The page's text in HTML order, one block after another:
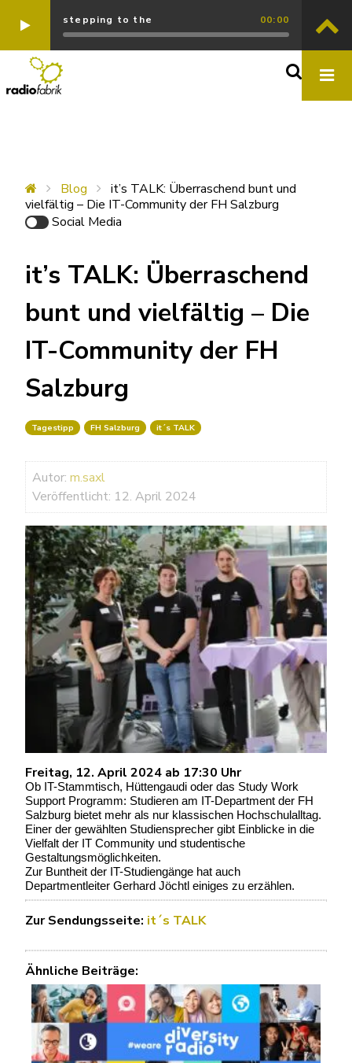
stepping to the 00:00
Blog
it’s TALK: Überraschend bunt und
vielfältig – Die IT-Community der FH Salzburg
Social Media
it’s TALK: Überraschend
bunt und vielfältig – Die
IT-Community der FH
Salzburg
Tagestipp FH Salzburg it´s TALK
Autor: m.saxl
Veröffentlicht: 12. April 2024
Freitag, 12. April 2024 ab 17:30 Uhr
Ob IT-Stammtisch, Hüttengaudi oder das Study Work
Support Programm: Studieren am IT-Department der FH
Salzburg bietet mehr als nur klassischen Hochschulalltag.
Einer der gewählten Studiensprecher gibt Einblicke in die
Vielfalt der IT Community und studentische
Gestaltungsmöglichkeiten.
Zur Buntheit der IT-Studiengänge hat auch
Departmentleiter Gerhard Jöchtl einiges zu erzählen.
Zur Sendungsseite: it´s TALK
Ähnliche Beiträge: